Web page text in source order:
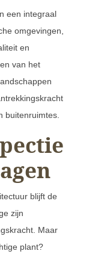
een integraal
omgevingen,
en
van het
buitenruimtes.
blijft de
zijn
Maar
plant?